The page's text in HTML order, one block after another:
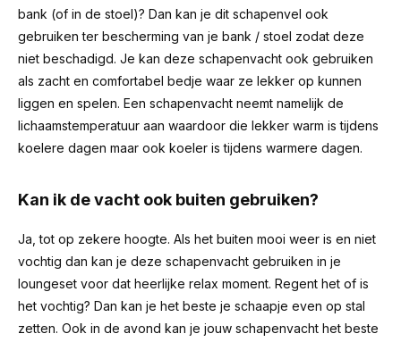
bank (of in de stoel)? Dan kan je dit schapenvel ook
gebruiken ter bescherming van je bank / stoel zodat deze
niet beschadigd. Je kan deze schapenvacht ook gebruiken
als zacht en comfortabel bedje waar ze lekker op kunnen
liggen en spelen. Een schapenvacht neemt namelijk de
lichaamstemperatuur aan waardoor die lekker warm is tijdens
koelere dagen maar ook koeler is tijdens warmere dagen.
Kan ik de vacht ook buiten gebruiken?
Ja, tot op zekere hoogte. Als het buiten mooi weer is en niet
vochtig dan kan je deze schapenvacht gebruiken in je
loungeset voor dat heerlijke relax moment. Regent het of is
het vochtig? Dan kan je het beste je schaapje even op stal
zetten. Ook in de avond kan je jouw schapenvacht het beste